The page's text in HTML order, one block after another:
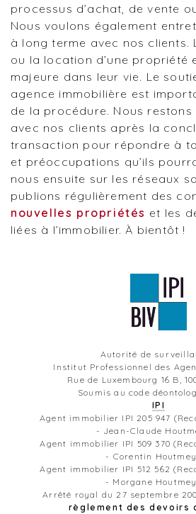
processus d’achat, de vente
Nous voulons également
à long terme avec nos clients.
ou la location d’une propriété
majeure dans leur vie. Le
agence immobilière est
de la procédure. Nous
avec nos clients après la
transaction pour répondre à
et préoccupations qu’ils
nous ensuite sur les réseaux
publions régulièrement des
nouvelles propriétés et les
liées à l’immobilier. À bientôt !
Autorité de
Institut Professionnel des
Rue de Luxembourg 16 B,
Soumis au code
IPI
Agent immobilier IPI 205 947
- Jean-Claude
Agent immobilier IPI 509 370
- Corentin
Agent immobilier IPI 512 562
- Morgane
Arrêté royal du 27 septembre
règlement des devoirs